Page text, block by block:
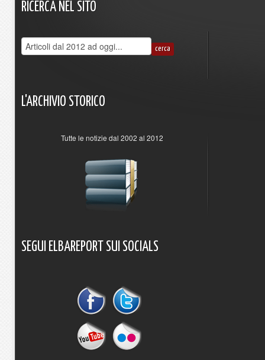
RICERCA NEL SITO
L'ARCHIVIO STORICO
Tutte le notizie dal 2002 al 2012
SEGUI ELBAREPORT SUI SOCIALS